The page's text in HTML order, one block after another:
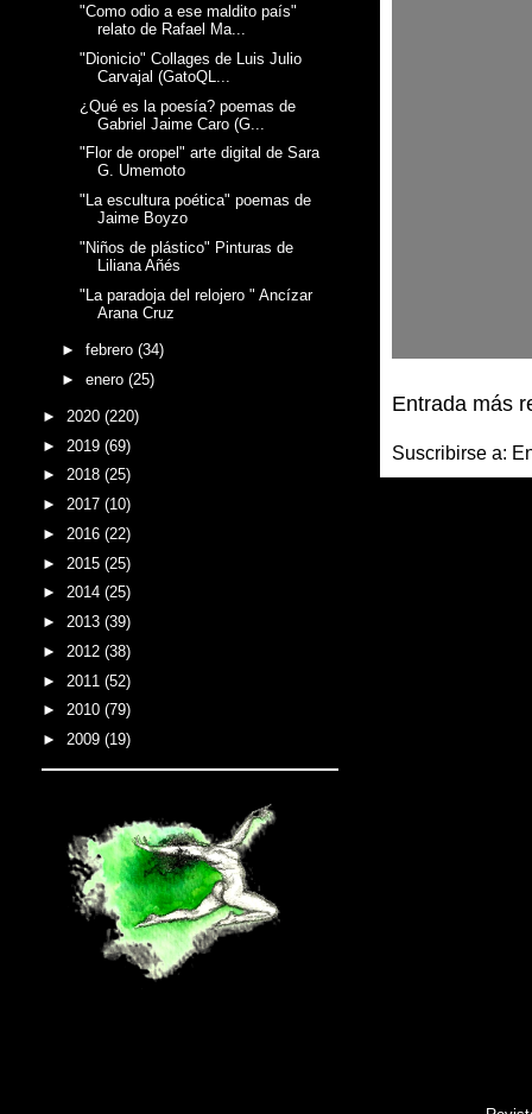
Entrada más
Suscribirse a:
"Como odio a ese maldito país"
relato de Rafael Ma...
"Dionicio" Collages de Luis Julio
Carvajal (GatoQL...
¿Qué es la poesía? poemas de
Gabriel Jaime Caro (G...
"Flor de oropel" arte digital de Sara
G. Umemoto
"La escultura poética" poemas de
Jaime Boyzo
"Niños de plástico" Pinturas de
Liliana Añés
"La paradoja del relojero " Ancízar
Arana Cruz
► febrero (34)
► enero (25)
► 2020 (220)
► 2019 (69)
► 2018 (25)
► 2017 (10)
► 2016 (22)
► 2015 (25)
► 2014 (25)
► 2013 (39)
► 2012 (38)
► 2011 (52)
► 2010 (79)
► 2009 (19)